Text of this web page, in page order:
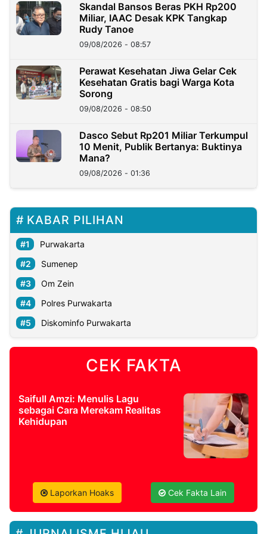
Skandal Bansos Beras PKH Rp200
Miliar, IAAC Desak KPK Tangkap
Rudy Tanoe
09/08/2026 - 08:57
Perawat Kesehatan Jiwa Gelar Cek
Kesehatan Gratis bagi Warga Kota
Sorong
09/08/2026 - 08:50
Dasco Sebut Rp201 Miliar Terkumpul
10 Menit, Publik Bertanya: Buktinya
Mana?
09/08/2026 - 01:36
KABAR PILIHAN
Purwakarta
Sumenep
Om Zein
Polres Purwakarta
Diskominfo Purwakarta
CEK FAKTA
Saifull Amzi: Menulis Lagu
sebagai Cara Merekam Realitas
Kehidupan
Laporkan Hoaks Cek Fakta Lain